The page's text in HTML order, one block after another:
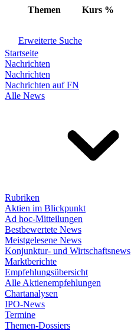
Themen Kurs %
Erweiterte Suche
Startseite
Nachrichten
Nachrichten
Nachrichten auf FN
Alle News
Rubriken
Aktien im Blickpunkt
Ad hoc-Mitteilungen
Bestbewertete News
Meistgelesene News
Konjunktur- und Wirtschaftsnews
Marktberichte
Empfehlungsübersicht
Alle Aktienempfehlungen
Chartanalysen
IPO-News
Termine
Themen-Dossiers